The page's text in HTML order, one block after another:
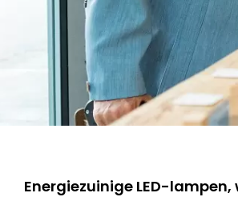
Energiezuinige LED-